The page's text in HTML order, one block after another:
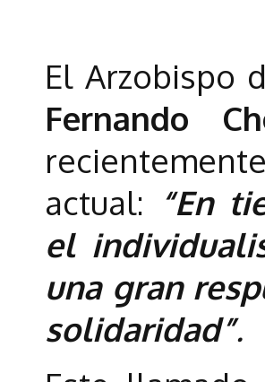
El Arzobispo
Fernando
actual: “En
el
una gran
solidaridad”.